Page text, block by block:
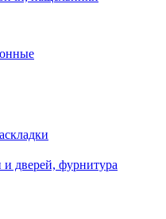
дверей, фурнитура